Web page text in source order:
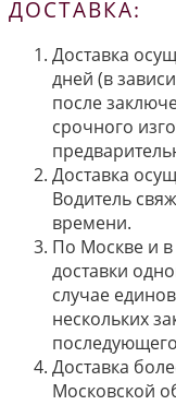
ДОСТАВКА:
Доставка
дней (в
после
срочного
Доставка
Водитель
времени.
По Москве и
доставки
случае
нескольких
Доставка
Московской